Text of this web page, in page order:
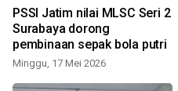
PSSI Jatim nilai MLSC Seri 2
Surabaya dorong
pembinaan sepak bola putri
Minggu, 17 Mei 2026